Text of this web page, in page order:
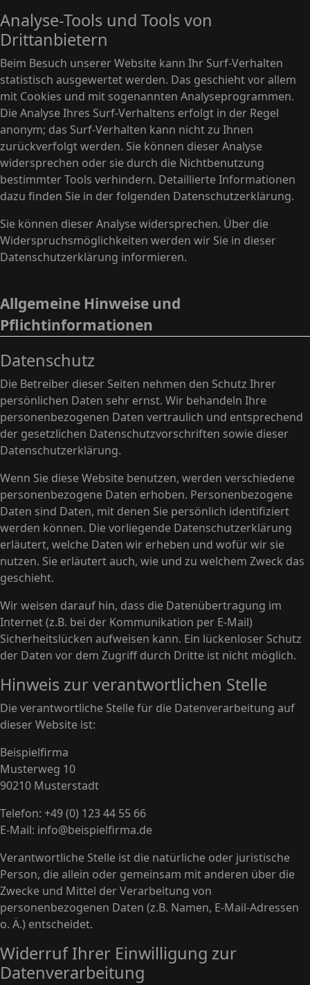
Analyse-Tools und Tools von
Drittanbietern
Beim Besuch unserer Website kann Ihr Surf-Verhalten
statistisch ausgewertet werden. Das geschieht vor allem
mit Cookies und mit sogenannten Analyseprogrammen.
Die Analyse Ihres Surf-Verhaltens erfolgt in der Regel
anonym; das Surf-Verhalten kann nicht zu Ihnen
zurückverfolgt werden. Sie können dieser Analyse
widersprechen oder sie durch die Nichtbenutzung
bestimmter Tools verhindern. Detaillierte Informationen
dazu finden Sie in der folgenden Datenschutzerklärung.
Sie können dieser Analyse widersprechen. Über die
Widerspruchsmöglichkeiten werden wir Sie in dieser
Datenschutzerklärung informieren.
Allgemeine Hinweise und
Pflichtinformationen
Datenschutz
Die Betreiber dieser Seiten nehmen den Schutz Ihrer
persönlichen Daten sehr ernst. Wir behandeln Ihre
personenbezogenen Daten vertraulich und entsprechend
der gesetzlichen Datenschutzvorschriften sowie dieser
Datenschutzerklärung.
Wenn Sie diese Website benutzen, werden verschiedene
personenbezogene Daten erhoben. Personenbezogene
Daten sind Daten, mit denen Sie persönlich identifiziert
werden können. Die vorliegende Datenschutzerklärung
erläutert, welche Daten wir erheben und wofür wir sie
nutzen. Sie erläutert auch, wie und zu welchem Zweck das
geschieht.
Wir weisen darauf hin, dass die Datenübertragung im
Internet (z.B. bei der Kommunikation per E-Mail)
Sicherheitslücken aufweisen kann. Ein lückenloser Schutz
der Daten vor dem Zugriff durch Dritte ist nicht möglich.
Hinweis zur verantwortlichen Stelle
Die verantwortliche Stelle für die Datenverarbeitung auf
dieser Website ist:
Beispielfirma
Musterweg 10
90210 Musterstadt
Telefon: +49 (0) 123 44 55 66
E-Mail: info@beispielfirma.de
Verantwortliche Stelle ist die natürliche oder juristische
Person, die allein oder gemeinsam mit anderen über die
Zwecke und Mittel der Verarbeitung von
personenbezogenen Daten (z.B. Namen, E-Mail-Adressen
o. Ä.) entscheidet.
Widerruf Ihrer Einwilligung zur
Datenverarbeitung